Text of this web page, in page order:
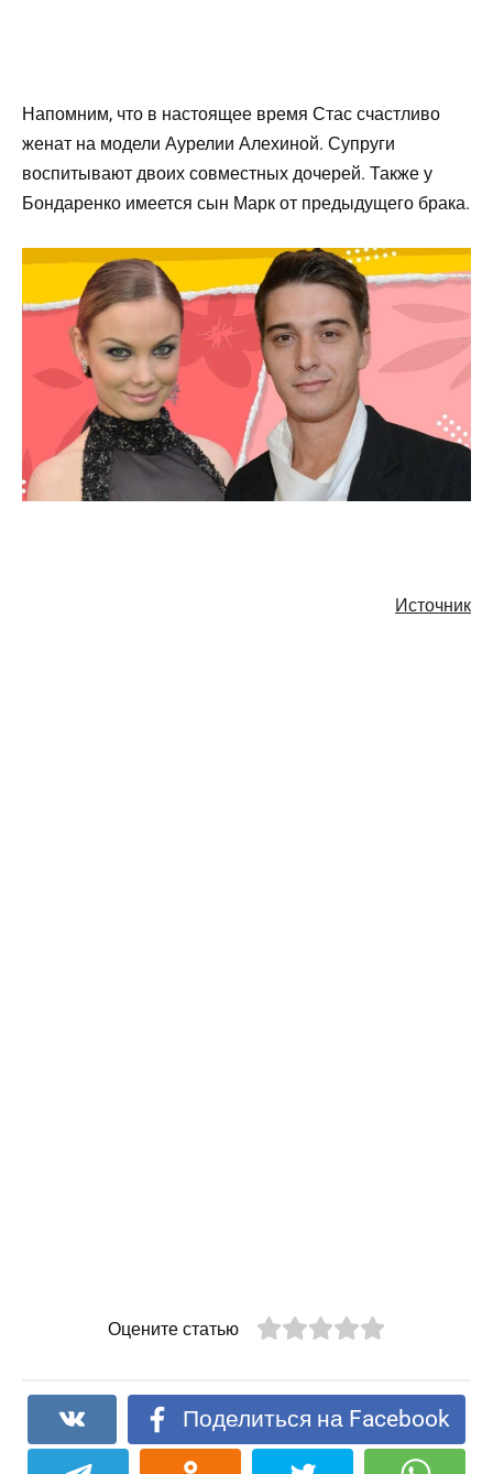
Напомним, что в настоящее время Стас счастливо
женат на модели Аурелии Алехиной. Супруги
воспитывают двоих совместных дочерей. Также у
Бондаренко имеется сын Марк от предыдущего брака.
Источник
Оцените статью
Поделиться на Facebook